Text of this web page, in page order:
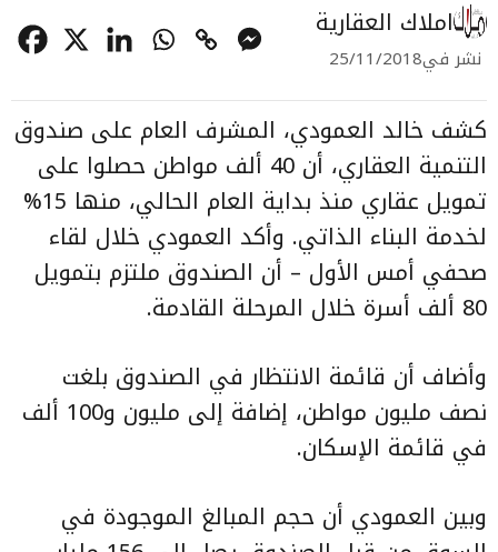
املاك العقارية
نشر في25/11/2018
كشف خالد العمودي، المشرف العام على صندوق
التنمية العقاري، أن 40 ألف مواطن حصلوا على
تمويل عقاري
منذ بداية العام الحالي، منها 15%
لخدمة البناء الذاتي. وأكد العمودي خلال لقاء
صحفي أمس الأول – أن الصندوق ملتزم بتمويل
80 ألف أسرة خلال المرحلة القادمة.
وأضاف أن قائمة الانتظار في الصندوق بلغت
نصف مليون مواطن، إضافة إلى مليون و100 ألف
في قائمة الإسكان.
وبين العمودي أن حجم المبالغ الموجودة في